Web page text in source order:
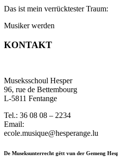
Das ist mein verrücktester Traum:
Musiker werden
KONTAKT
Museksschoul Hesper
96, rue de Bettembourg
L-5811 Fentange
Tel.: 36 08 08 – 2234
Email:
ecole.musique@hesperange.lu
De Museksunterrecht gëtt vun der Gemeng